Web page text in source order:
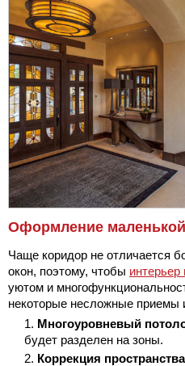
Оформление
Чаще коридор не отличается
окон, поэтому, чтобы
уютом и
некоторые несложные приемы
Многоуровневый
будет разделен на зоны.
Коррекция